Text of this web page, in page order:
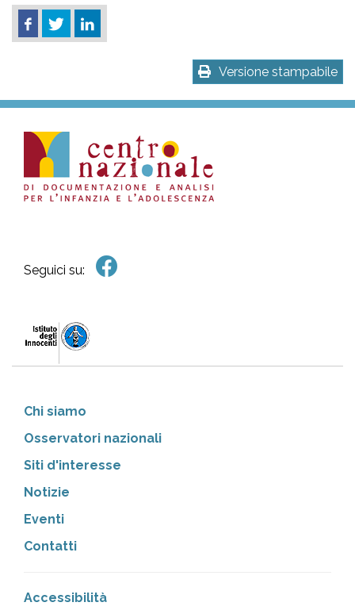
Versione stampabile
Seguici su:
Chi siamo
Osservatori nazionali
Siti d'interesse
Notizie
Eventi
Contatti
Accessibilità